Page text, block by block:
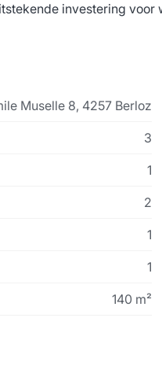
investering
Muselle 8, 4257 Berloz
3
1
2
1
1
140 m²